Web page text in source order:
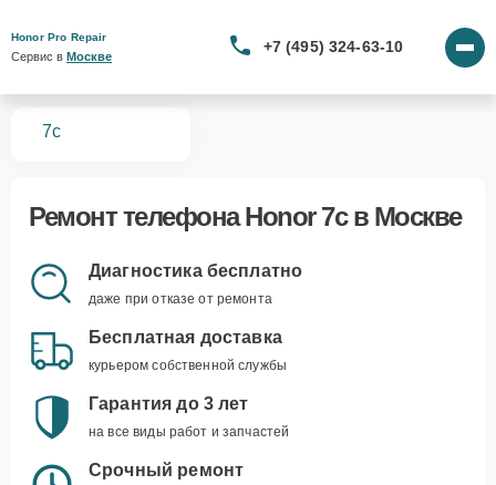
Honor Pro Repair
Сервис в Москве
+7 (495) 324-63-10
7c
Ремонттелефона Honor 7cв Москве
Диагностика бесплатно
даже при отказе от ремонта
Бесплатная доставка
курьером собственной службы
Гарантия до 3 лет
на все виды работ и запчастей
Срочный ремонт